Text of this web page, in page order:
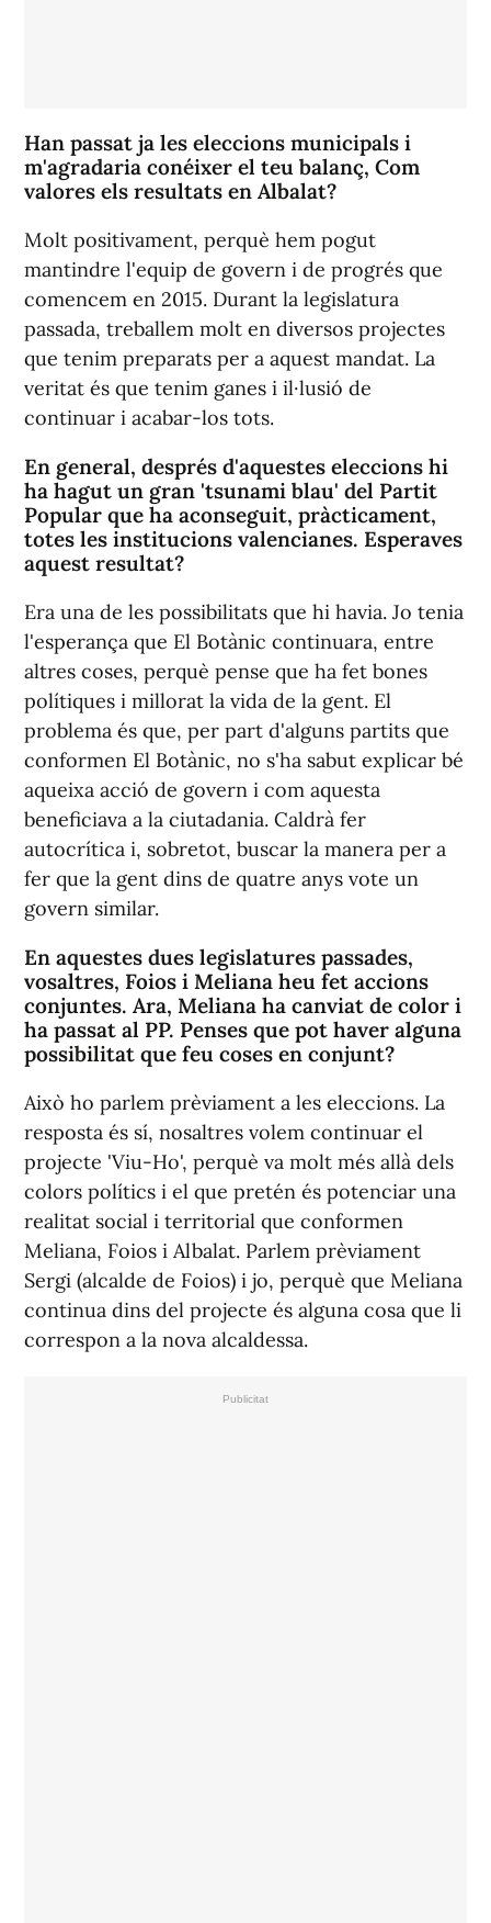
Han passat ja les eleccions municipals i
m'agradaria conéixer el teu balanç, Com
valores els resultats en Albalat?
Molt positivament, perquè hem pogut
mantindre l'equip de govern i de progrés que
comencem en 2015. Durant la legislatura
passada, treballem molt en diversos projectes
que tenim preparats per a aquest mandat. La
veritat és que tenim ganes i il·lusió de
continuar i acabar-los tots.
En general, després d'aquestes eleccions hi
ha hagut un gran 'tsunami blau' del Partit
Popular que ha aconseguit, pràcticament,
totes les institucions valencianes. Esperaves
aquest resultat?
Era una de les possibilitats que hi havia. Jo tenia
l'esperança que El Botànic continuara, entre
altres coses, perquè pense que ha fet bones
polítiques i millorat la vida de la gent. El
problema és que, per part d'alguns partits que
conformen El Botànic, no s'ha sabut explicar bé
aqueixa acció de govern i com aquesta
beneficiava a la ciutadania. Caldrà fer
autocrítica i, sobretot, buscar la manera per a
fer que la gent dins de quatre anys vote un
govern similar.
En aquestes dues legislatures passades,
vosaltres, Foios i Meliana heu fet accions
conjuntes. Ara, Meliana ha canviat de color i
ha passat al PP. Penses que pot haver alguna
possibilitat que feu coses en conjunt?
Això ho parlem prèviament a les eleccions. La
resposta és sí, nosaltres volem continuar el
projecte 'Viu-Ho', perquè va molt més allà dels
colors polítics i el que pretén és potenciar una
realitat social i territorial que conformen
Meliana, Foios i Albalat. Parlem prèviament
Sergi (alcalde de Foios) i jo, perquè que Meliana
continua dins del projecte és alguna cosa que li
correspon a la nova alcaldessa.